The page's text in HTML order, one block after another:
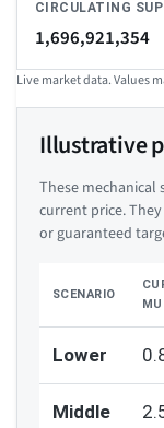
CIRCULATING
1,696,921,354
Live market data. Values
Illustrative
These
current price.
or guaranteed
SCENARIO
Lower
Middle